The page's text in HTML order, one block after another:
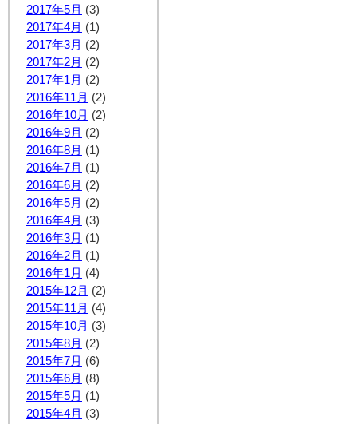
2017年5月 (3)
2017年4月 (1)
2017年3月 (2)
2017年2月 (2)
2017年1月 (2)
2016年11月 (2)
2016年10月 (2)
2016年9月 (2)
2016年8月 (1)
2016年7月 (1)
2016年6月 (2)
2016年5月 (2)
2016年4月 (3)
2016年3月 (1)
2016年2月 (1)
2016年1月 (4)
2015年12月 (2)
2015年11月 (4)
2015年10月 (3)
2015年8月 (2)
2015年7月 (6)
2015年6月 (8)
2015年5月 (1)
2015年4月 (3)